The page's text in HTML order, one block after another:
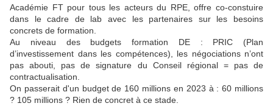
Académie FT pour tous les acteurs du RPE, offre co-constuire
dans le cadre de lab avec les partenaires sur les besoins
concrets de formation.
Au niveau des budgets formation DE : PRIC (Plan
d’investissement dans les compétences), les négociations n’ont
pas abouti, pas de signature du Conseil régional = pas de
contractualisation.
On passerait d'un budget de 160 millions en 2023 à : 60 millions
? 105 millions ? Rien de concret à ce stade.